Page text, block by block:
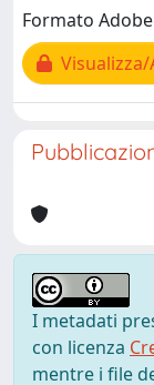
Formato Adobe
I metadati
con licenza
mentre i file